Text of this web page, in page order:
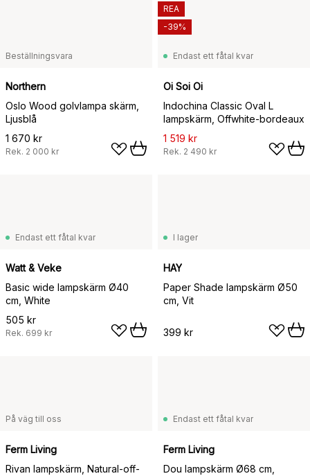
Beställningsvara
Northern
Oslo Wood golvlampa skärm,
Ljusblå
1 670 kr
Rek. 2 000 kr
Endast ett fåtal kvar
Oi Soi Oi
Indochina Classic Oval L
lampskärm, Offwhite-bordeaux
1 519 kr
Rek. 2 490 kr
REA
-39%
Endast ett fåtal kvar
Watt & Veke
Basic wide lampskärm Ø40
cm, White
505 kr
Rek. 699 kr
I lager
HAY
Paper Shade lampskärm Ø50
cm, Vit
399 kr
På väg till oss
Ferm Living
Rivan lampskärm, Natural-off-
Endast ett fåtal kvar
Ferm Living
Dou lampskärm Ø68 cm,